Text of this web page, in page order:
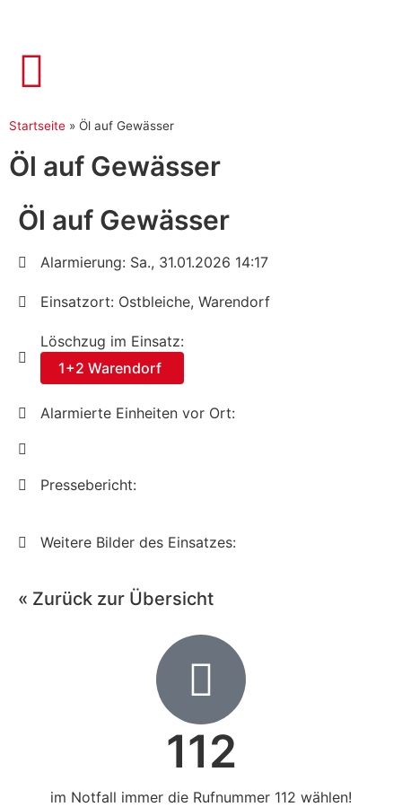
Startseite » Öl auf Gewässer
Öl auf Gewässer
Öl auf Gewässer
Alarmierung: Sa., 31.01.2026 14:17
Einsatzort: Ostbleiche, Warendorf
Löschzug im Einsatz:
1+2 Warendorf
Alarmierte Einheiten vor Ort:
Pressebericht:
Weitere Bilder des Einsatzes:
« Zurück zur Übersicht
112
im Notfall immer die Rufnummer 112 wählen!